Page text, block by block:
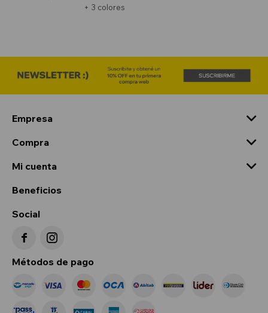
+ 3 colores
Empresa
Compra
Mi cuenta
Beneficios
Social
 
Métodos de pago